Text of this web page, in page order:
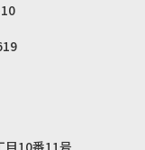
10番11号